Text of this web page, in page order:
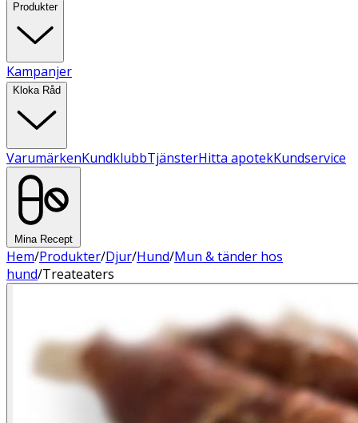
Produkter
Kampanjer
Kloka Råd
VarumärkenKundklubbTjänsterHitta apotekKundservice
Mina Recept
Hem/Produkter/Djur/Hund/Mun & tänder hos
hund/Treateaters